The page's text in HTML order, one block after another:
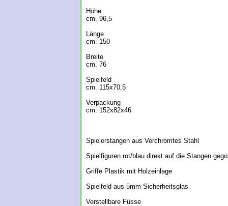
Höhe
cm. 96,5
Länge
cm. 150
Breite
cm. 76
Spielfeld
cm. 115x70,5
Verpackung
cm. 152x82x46
Spielerstangen aus Verchromtes Stahl
Spielfiguren rot/blau direkt auf die Stangen
Griffe Plastik mit Holzeinlage
Spielfeld aus 5mm Sicherheitsglas
Verstellbare Füsse